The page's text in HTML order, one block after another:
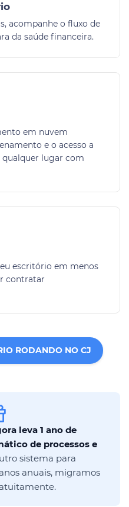
acompanhe o fluxo de
da saúde financeira.
em nuvem
e o acesso a
lugar com
escritório em menos
contratar
RODANDO NO CJ
leva 1 ano de
de processos e
sistema para
anuais, migramos